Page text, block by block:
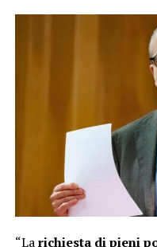
“Larichiesta di pieni